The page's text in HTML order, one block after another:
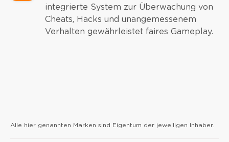
integrierte System zur Überwachung von
Cheats, Hacks und unangemessenem
Verhalten gewährleistet faires Gameplay.
Alle hier genannten Marken sind Eigentum der jeweiligen Inhaber.